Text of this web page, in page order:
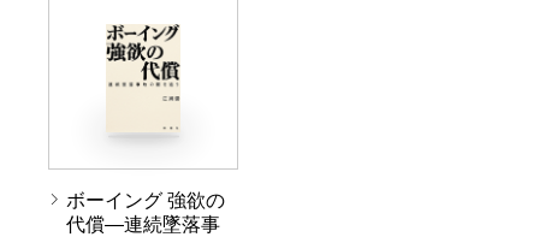
ボーイング 強欲の
代償―連続墜落事